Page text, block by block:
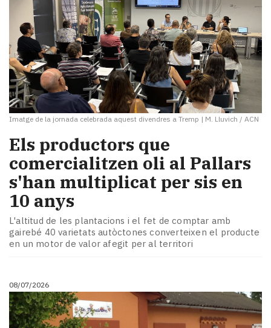
Imatge de la jornada celebrada aquest divendres a Tremp | M. Lluvich / ACN
Els productors que
comercialitzen oli al Pallars
s'han multiplicat per sis en
10 anys
L'altitud de les plantacions i el fet de comptar amb
gairebé 40 varietats autòctones converteixen el producte
en un motor de valor afegit per al territori
08/07/2026